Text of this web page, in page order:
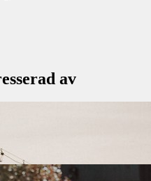
av